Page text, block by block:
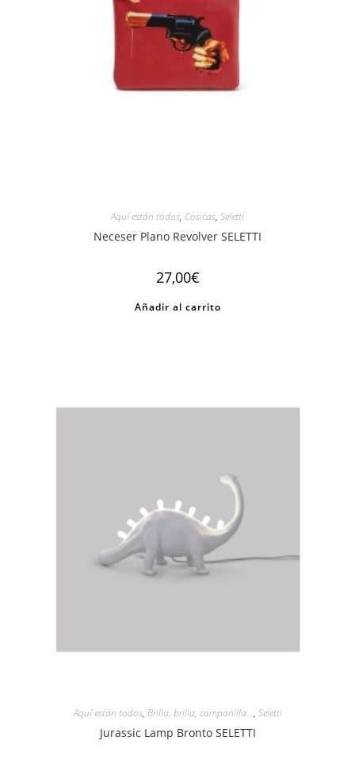
Aquí están todos, Cosicas, Seletti
Neceser Plano Revolver SELETTI
27,00€
Añadir al carrito
Aquí están todos, Brilla, brilla, campanilla..., Seletti
Jurassic Lamp Bronto SELETTI